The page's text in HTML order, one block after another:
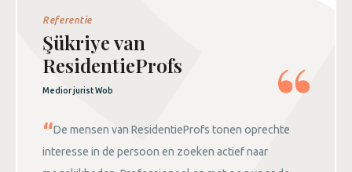
Referentie
Şükriye van
ResidentieProfs
Medior jurist Wob
De mensen van ResidentieProfs tonen oprechte
interesse in de persoon en zoeken actief naar